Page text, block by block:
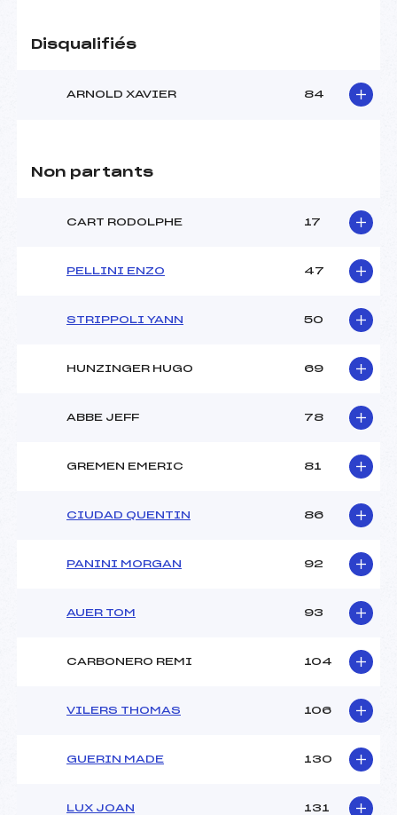
Disqualifiés
ARNOLD XAVIER 84
Non partants
CART RODOLPHE 17
PELLINI ENZO 47
STRIPPOLI YANN 50
HUNZINGER HUGO 69
ABBE JEFF 78
GREMEN EMERIC 81
CIUDAD QUENTIN 86
PANINI MORGAN 92
AUER TOM 93
CARBONERO REMI 104
VILERS THOMAS 106
GUERIN MADE 130
LUX JOAN 131